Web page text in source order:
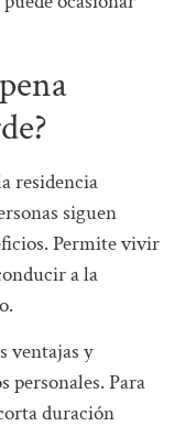
residencia
siguen
Permite vivir
a la
ventajas y
personales. Para
duración